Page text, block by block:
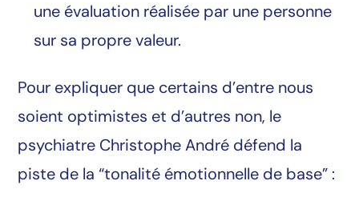
une évaluation réalisée par une personne
sur sa propre valeur.
Pour expliquer que certains d’entre nous
soient optimistes et d’autres non, le
psychiatre Christophe André défend la
piste de la “tonalité émotionnelle de base” :